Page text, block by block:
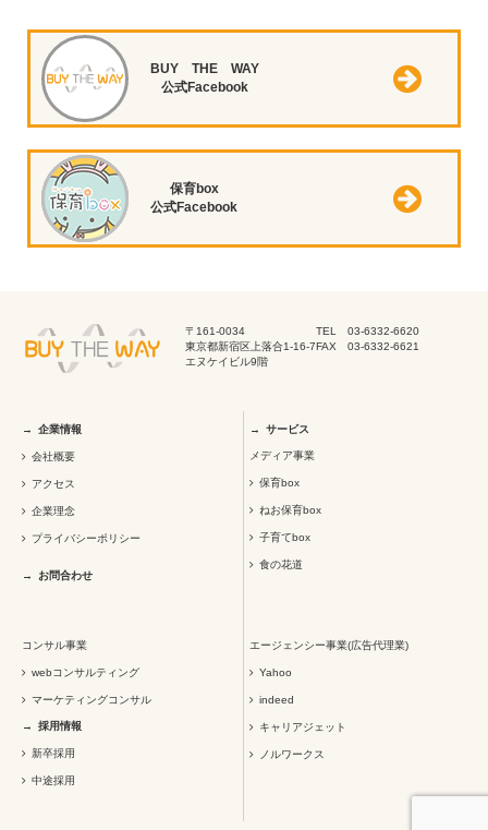
BUY THE WAY
公式Facebook
保育box
公式Facebook
〒161-0034
東京都新宿区上落合1-16-7
エヌケイビル9階
TEL 03-6332-6620
FAX 03-6332-6621
企業情報
会社概要
アクセス
企業理念
プライバシーポリシー
お問合わせ
サービス
メディア事業
保育box
ねお保育box
子育てbox
食の花道
コンサル事業
webコンサルティング
マーケティングコンサル
エージェンシー事業(広告代理業)
Yahoo
indeed
キャリアジェット
ノルワークス
採用情報
新卒採用
中途採用